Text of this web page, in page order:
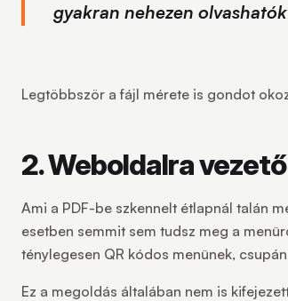
gyakran nehezen
Legtöbbször a fájl mérete is gondot
2. Weboldalra
Ami a PDF-be szkennelt étlapnál talán
esetben semmit sem tudsz meg a
ténylegesen QR kódos menünek,
Ez a megoldás általában nem is